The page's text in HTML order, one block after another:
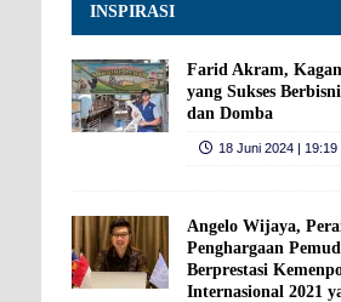
INSPIRASI
Farid Akram,
yang Sukses
dan Domba
18 Juni 2024 | 19:19
Angelo Wijaya,
Penghargaan
Berprestasi
Internasional 2021